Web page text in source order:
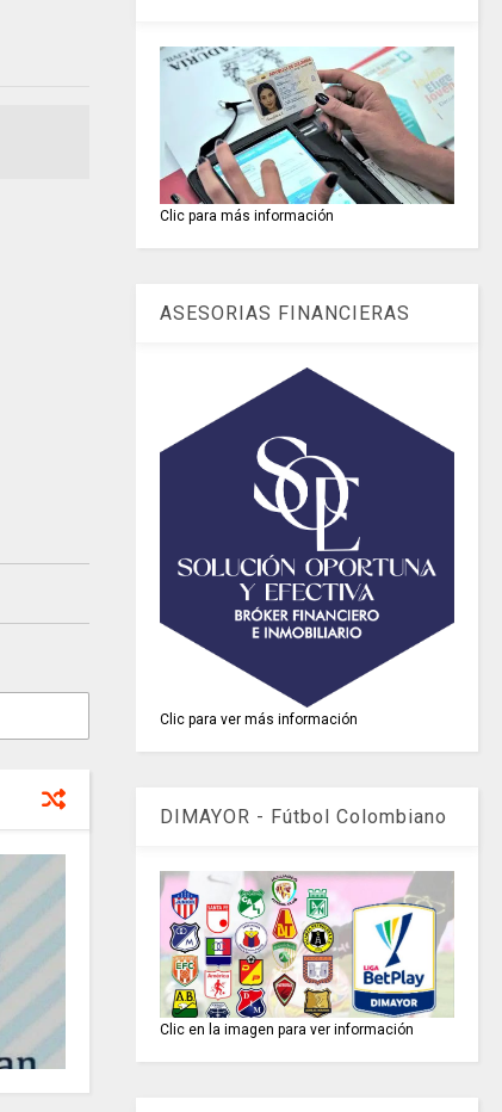
Clic para más información
ASESORIAS FINANCIERAS
Clic para ver más información
DIMAYOR - Fútbol Colombiano
Clic en la imagen para ver información